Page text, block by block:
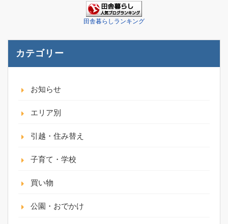
田舎暮らしランキング
カテゴリー
お知らせ
エリア別
引越・住み替え
子育て・学校
買い物
公園・おでかけ